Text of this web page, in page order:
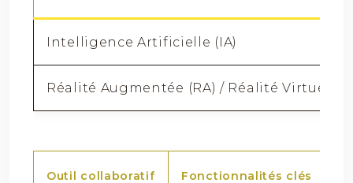
Intelligence Artificielle (IA)
Réalité Augmentée (RA) / Réalité Virtuelle
Outil collaboratif Fonctionnalités clés